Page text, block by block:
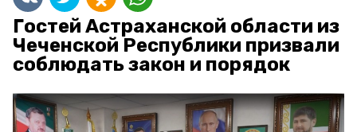
Гостей Астраханской области из
Чеченской Республики призвали
соблюдать закон и порядок